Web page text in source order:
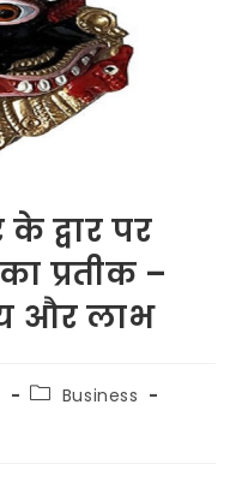
द्वार पर
प्रतीक –
और लाभ
PostBusiness